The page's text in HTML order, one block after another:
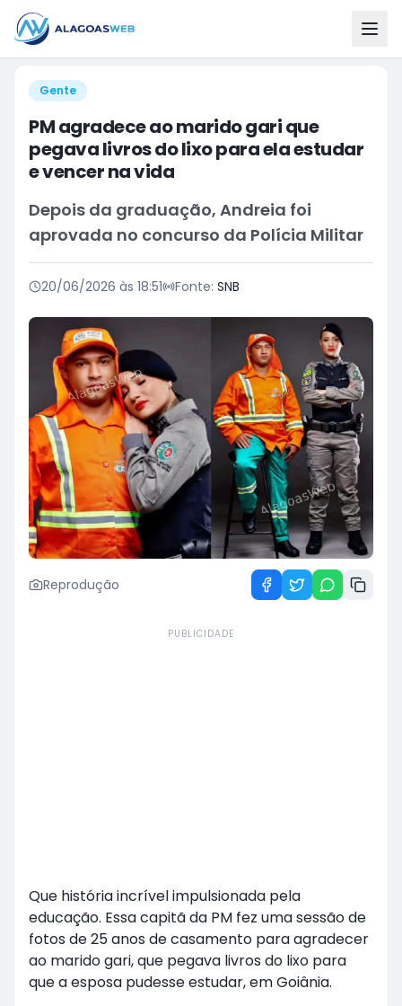
Gente
PM agradece ao marido gari que
pegava livros do lixo para ela estudar
e vencer na vida
Depois da graduação, Andreia foi
aprovada no concurso da Polícia Militar
20/06/2026 às 18:51 Fonte: SNB
Reprodução
PUBLICIDADE
Que história incrível impulsionada pela
educação. Essa capitã da PM fez uma sessão de
fotos de 25 anos de casamento para agradecer
ao marido gari, que pegava livros do lixo para
que a esposa pudesse estudar, em Goiânia.